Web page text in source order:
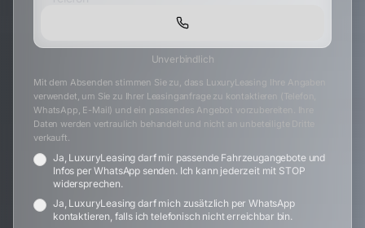
Unverbindlich
Mit dem Absenden stimmen Sie zu, dass LuxuryLeasing Ihre Angaben
verwendet, um Sie zu Ihrer Leasinganfrage zu kontaktieren (Telefon,
WhatsApp, E-Mail) und ein passendes Angebot vorzubereiten. Ihre
Daten werden vertraulich behandelt und nicht an unbeteiligte Dritte
verkauft.
Ja, LuxuryLeasing darf mir passende Fahrzeugangebote und
Infos per WhatsApp senden. Ich kann jederzeit mit STOP
widersprechen.
Ja, LuxuryLeasing darf mich zusätzlich per WhatsApp
kontaktieren, falls ich telefonisch nicht erreichbar bin.